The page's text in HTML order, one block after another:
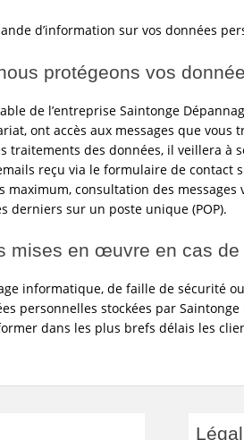
d’information sur vos données
protégeons vos
de l’entreprise Saintonge
ont accès aux messages que vous
traitements des données, il veillera à
reçu via le formulaire de contact
maximum, consultation des messages
derniers sur un poste unique (POP).
mises en œuvre en cas de
informatique, de faille de sécurité
personnelles stockées par
dans les plus brefs délais les
Légal